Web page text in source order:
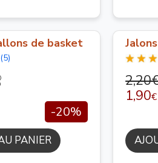
de basket
(5)
-20%
PANIER
Jalons
1,90€